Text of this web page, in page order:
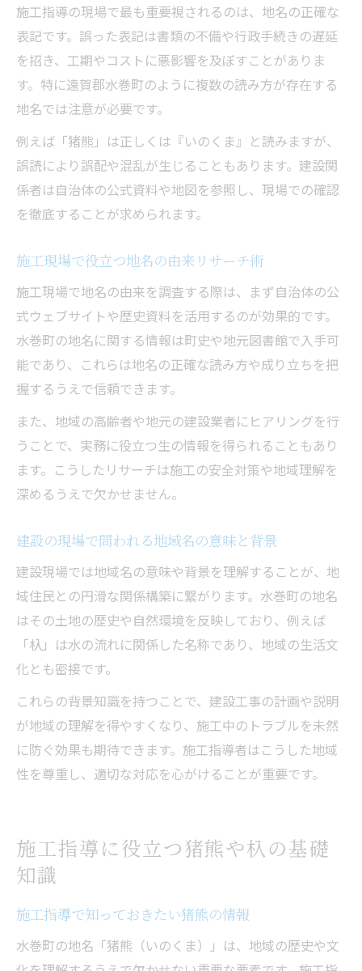
建設業界の最新動向と水巻町の人物情報
水巻町の注目人物と建設業の変化を探る
建設分野で活躍する地域の最新情報
施工現場に影響を与える水巻町の人物像
建設事情と地域有名人の最新トピック
施工指導の現場で最も重要視されるのは、地名の正確な
表記です。誤った表記は書類の不備や行政手続きの遅延
を招き、工期やコストに悪影響を及ぼすことがありま
す。特に遠賀郡水巻町のように複数の読み方が存在する
地名では注意が必要です。
例えば「猪熊」は正しくは『いのくま』と読みますが、
誤読により誤配や混乱が生じることもあります。建設関
係者は自治体の公式資料や地図を参照し、現場での確認
を徹底することが求められます。
施工現場で役立つ地名の由来リサーチ術
施工現場で地名の由来を調査する際は、まず自治体の公
式ウェブサイトや歴史資料を活用するのが効果的です。
水巻町の地名に関する情報は町史や地元図書館で入手可
能であり、これらは地名の正確な読み方や成り立ちを把
握するうえで信頼できます。
また、地域の高齢者や地元の建設業者にヒアリングを行
うことで、実務に役立つ生の情報を得られることもあり
ます。こうしたリサーチは施工の安全対策や地域理解を
深めるうえで欠かせません。
建設の現場で問われる地域名の意味と背景
建設現場では地域名の意味や背景を理解することが、地
域住民との円滑な関係構築に繋がります。水巻町の地名
はその土地の歴史や自然環境を反映しており、例えば
「杁」は水の流れに関係した名称であり、地域の生活文
化とも密接です。
これらの背景知識を持つことで、建設工事の計画や説明
が地域の理解を得やすくなり、施工中のトラブルを未然
に防ぐ効果も期待できます。施工指導者はこうした地域
性を尊重し、適切な対応を心がけることが重要です。
施工指導に役立つ猪熊や杁の基礎
知識
施工指導で知っておきたい猪熊の情報
水巻町の地名「猪熊（いのくま）」は、地域の歴史や文